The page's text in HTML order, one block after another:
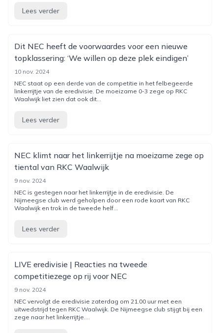
Lees verder
Dit NEC heeft de voorwaardes voor een nieuwe
topklassering: ‘We willen op deze plek eindigen’
10 nov. 2024
NEC staat op een derde van de competitie in het felbegeerde
linkerrijtje van de eredivisie. De moeizame 0-3 zege op RKC
Waalwijk liet zien dat ook dit...
Lees verder
NEC klimt naar het linkerrijtje na moeizame zege op
tiental van RKC Waalwijk
9 nov. 2024
NEC is gestegen naar het linkerrijtje in de eredivisie. De
Nijmeegse club werd geholpen door een rode kaart van RKC
Waalwijk en trok in de tweede helf...
Lees verder
LIVE eredivisie | Reacties na tweede
competitiezege op rij voor NEC
9 nov. 2024
NEC vervolgt de eredivisie zaterdag om 21.00 uur met een
uitwedstrijd tegen RKC Waalwijk. De Nijmeegse club stijgt bij een
zege naar het linkerrijtje....